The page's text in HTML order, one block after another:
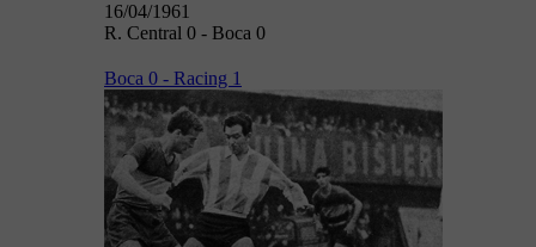
16/04/1961
R. Central 0 - Boca 0
Boca 0 - Racing 1